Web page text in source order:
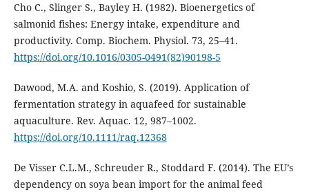
Cho C., Slinger S., Bayley H. (1982). Bioenergetics of
salmonid fishes: Energy intake, expenditure and
productivity. Comp. Biochem. Physiol. 73, 25–41.
https://doi.org/10.1016/0305-0491(82)90198-5
Dawood, M.A. and Koshio, S. (2019). Application of
fermentation strategy in aquafeed for sustainable
aquaculture. Rev. Aquac. 12, 987–1002.
https://doi.org/10.1111/raq.12368
De Visser C.L.M., Schreuder R., Stoddard F. (2014). The EU’s
dependency on soya bean import for the animal feed